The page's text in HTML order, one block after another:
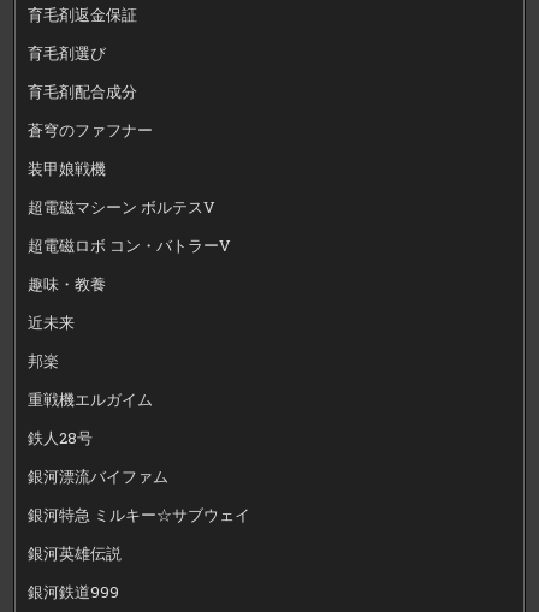
育毛剤返金保証
育毛剤選び
育毛剤配合成分
蒼穹のファフナー
装甲娘戦機
超電磁マシーン ボルテスV
超電磁ロボ コン・バトラーV
趣味・教養
近未来
邦楽
重戦機エルガイム
鉄人28号
銀河漂流バイファム
銀河特急 ミルキー☆サブウェイ
銀河英雄伝説
銀河鉄道999